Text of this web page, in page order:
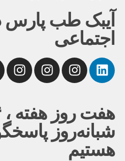
آیبک طب پارس
اجتماعی
شبانه‌روز
هستیم